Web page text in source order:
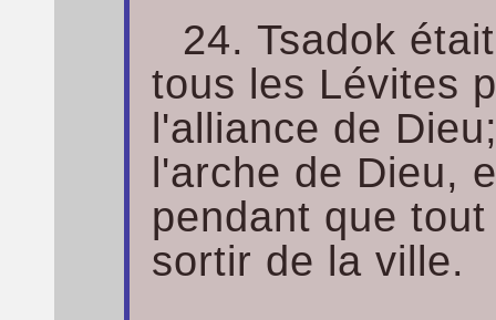
24. Tsadok
tous les Lévites
l'alliance de
l'arche de Dieu,
pendant que
sortir de la ville.